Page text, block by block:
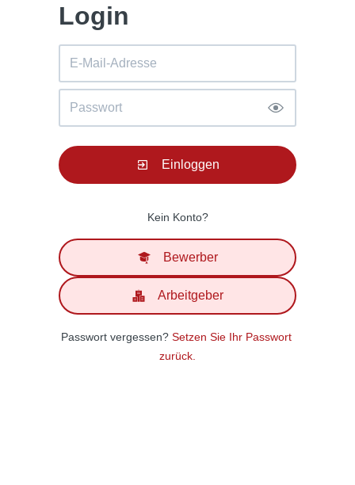
Login
Einloggen
Kein Konto?
Bewerber
Arbeitgeber
Passwort vergessen? Setzen Sie Ihr Passwort
zurück.